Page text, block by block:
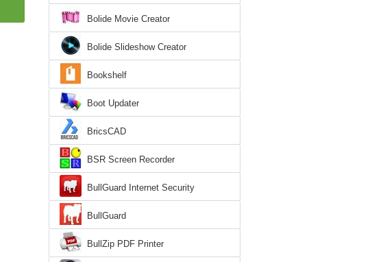
Bolide Movie Creator
Bolide Slideshow Creator
Bookshelf
Boot Updater
BricsCAD
BSR Screen Recorder
BullGuard Internet Security
BullGuard
BullZip PDF Printer